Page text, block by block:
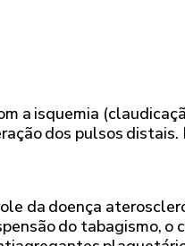
a isquemia
dos pulsos distais.
da doença
do tabagismo,